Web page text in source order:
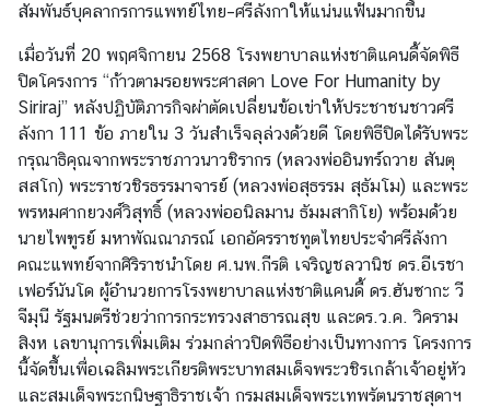
สัมพันธ์บุคลากรการแพทย์ไทย–ศรีลังกาให้แน่นแฟ้นมากขึ้น
เมื่อวันที่ 20 พฤศจิกายน 2568 โรงพยาบาลแห่งชาติแคนดี้จัดพิธี
ปิดโครงการ “ก้าวตามรอยพระศาสดา Love For Humanity by
Siriraj” หลังปฏิบัติภารกิจผ่าตัดเปลี่ยนข้อเข่าให้ประชาชนชาวศรี
ลังกา 111 ข้อ ภายใน 3 วันสำเร็จลุล่วงด้วยดี โดยพิธีปิดได้รับพระ
กรุณาธิคุณจากพระราชภาวนาวชิรากร (หลวงพ่ออินทร์ถวาย สันตุ
สสโก) พระราชวชิรธรรมาจารย์ (หลวงพ่อสุธรรม สุธัมโม) และพระ
พรหมศากยวงศ์วิสุทธิ์ (หลวงพ่ออนิลมาน ธัมมสากิโย) พร้อมด้วย
นายไพฑูรย์ มหาพัณณาภรณ์ เอกอัครราชทูตไทยประจำศรีลังกา
คณะแพทย์จากศิริราชนำโดย ศ.นพ.กีรติ เจริญชลวานิช ดร.อีเรชา
เฟอร์นันโด ผู้อำนวยการโรงพยาบาลแห่งชาติแคนดี้ ดร.ฮันซากะ วี
จีมุนี รัฐมนตรีช่วยว่าการกระทรวงสาธารณสุข และดร.ว.ค. วิคราม
สิงห เลขานุการเพิ่มเติม ร่วมกล่าวปิดพิธีอย่างเป็นทางการ โครงการ
นี้จัดขึ้นเพื่อเฉลิมพระเกียรติพระบาทสมเด็จพระวชิรเกล้าเจ้าอยู่หัว
และสมเด็จพระกนิษฐาธิราชเจ้า กรมสมเด็จพระเทพรัตนราชสุดาฯ